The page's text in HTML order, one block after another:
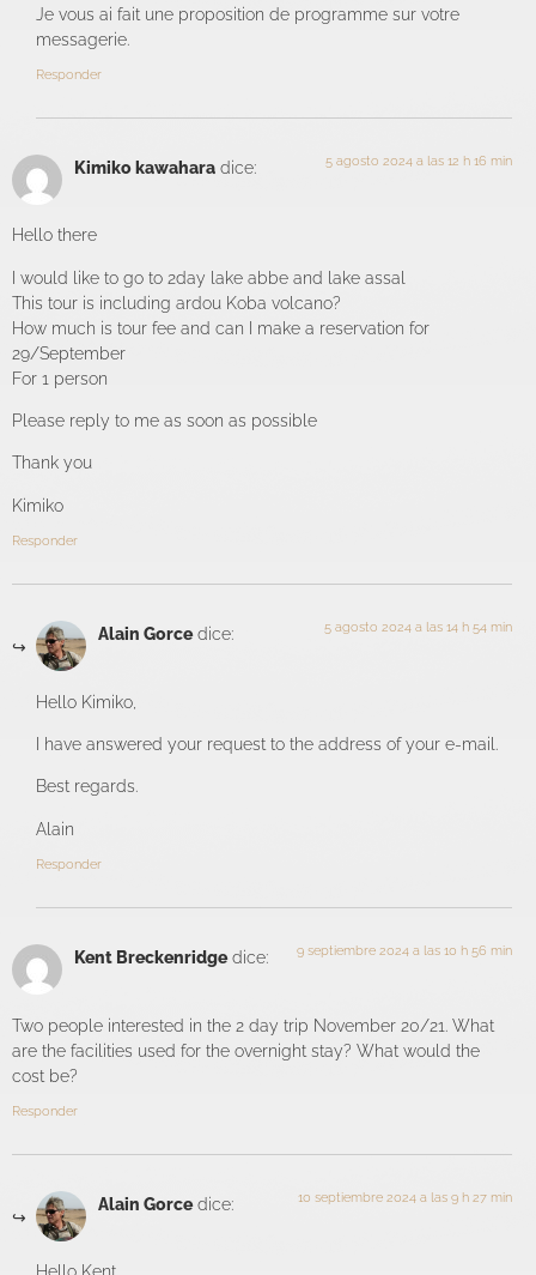
Je vous ai fait une proposition de programme sur votre
messagerie.
Responder
Kimiko kawahara dice: 5 agosto 2024 a las 12 h 16 min
Hello there
I would like to go to 2day lake abbe and lake assal
This tour is including ardou Koba volcano?
How much is tour fee and can I make a reservation for
29/September
For 1 person
Please reply to me as soon as possible
Thank you
Kimiko
Responder
Alain Gorce dice: 5 agosto 2024 a las 14 h 54 min
Hello Kimiko,
I have answered your request to the address of your e-mail.
Best regards.
Alain
Responder
Kent Breckenridge dice: 9 septiembre 2024 a las 10 h 56 min
Two people interested in the 2 day trip November 20/21. What
are the facilities used for the overnight stay? What would the
cost be?
Responder
Alain Gorce dice: 10 septiembre 2024 a las 9 h 27 min